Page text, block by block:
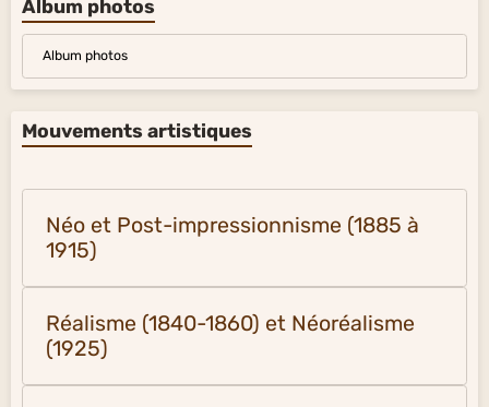
Album photos
Album photos
Mouvements artistiques
Néo et Post-impressionnisme (1885 à
1915)
Réalisme (1840-1860) et Néoréalisme
(1925)